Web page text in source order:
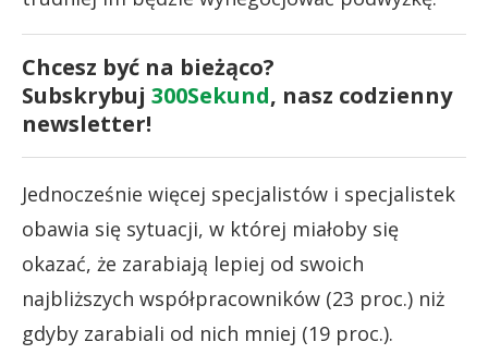
Chcesz być na bieżąco?
Subskrybuj 300Sekund, nasz codzienny
newsletter!
Jednocześnie więcej specjalistów i specjalistek
obawia się sytuacji, w której miałoby się
okazać, że zarabiają lepiej od swoich
najbliższych współpracowników (23 proc.) niż
gdyby zarabiali od nich mniej (19 proc.).